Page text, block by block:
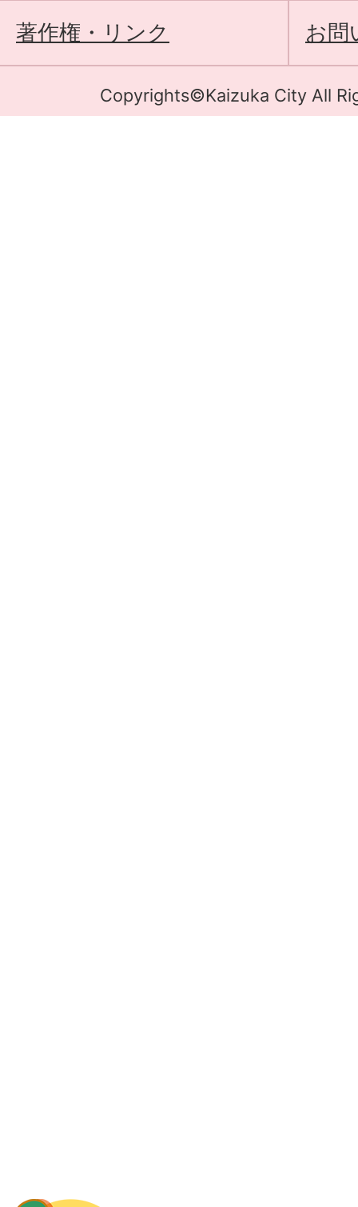
著作権・リンク お問
Copyrights©Kaizuka City All